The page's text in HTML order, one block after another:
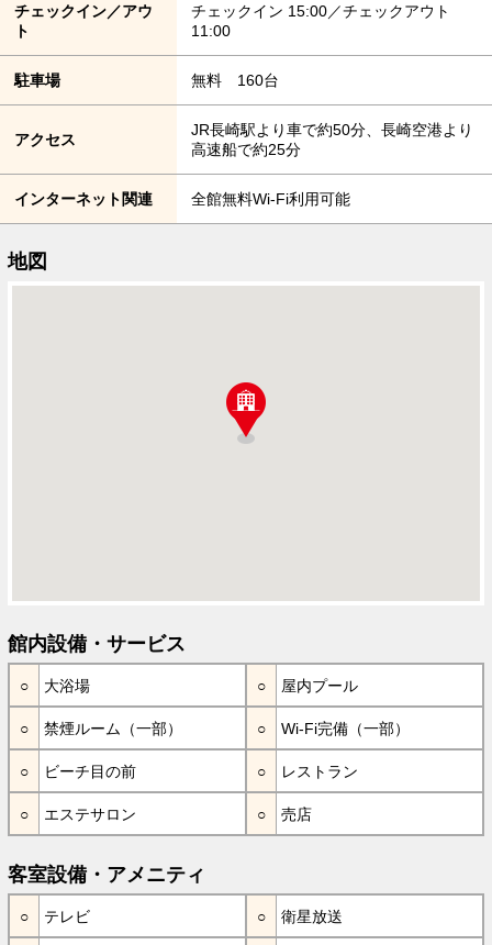
チェックイン／アウ
ト
チェックイン 15:00／チェックアウト
11:00
駐車場 無料 160台
アクセス
JR長崎駅より車で約50分、長崎空港より
高速船で約25分
インターネット関連 全館無料Wi-Fi利用可能
地図
館内設備・サービス
大浴場 屋内プール
禁煙ルーム（一部） Wi-Fi完備（一部）
ビーチ目の前 レストラン
エステサロン 売店
客室設備・アメニティ
テレビ 衛星放送